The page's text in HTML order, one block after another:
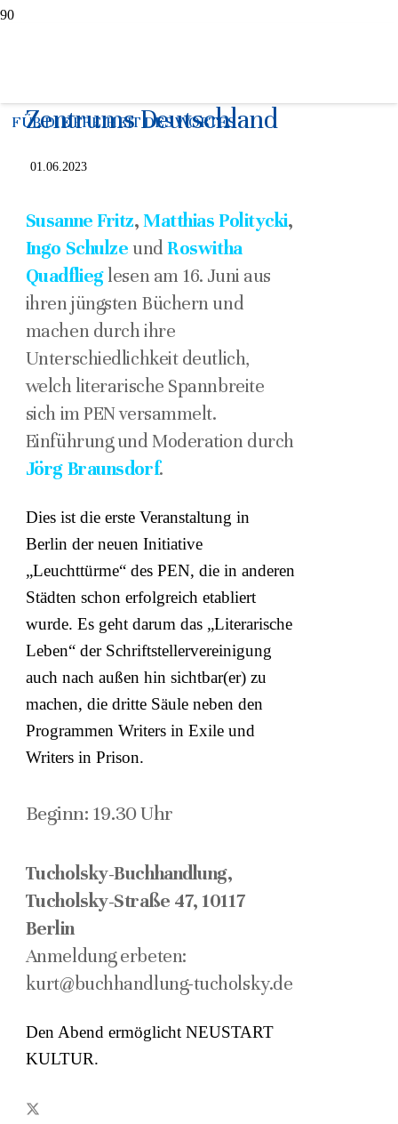
FÜR DIE FREIHEIT DES WORTES
Zentrums Deutschland
01.06.2023
Susanne Fritz,Matthias Politycki,
Ingo Schulze und Roswitha
Quadflieg lesen am 16. Juni aus
ihren jüngsten Büchern und
machen durch ihre
Unterschiedlichkeit deutlich,
welch literarische Spannbreite
sich im PEN versammelt.
Einführung und Moderation durch
Jörg Braunsdorf.
Dies ist die erste Veranstaltung in
Berlin der neuen Initiative
„Leuchttürme“ des PEN, die in anderen
Städten schon erfolgreich etabliert
wurde. Es geht darum das „Literarische
Leben“ der Schriftstellervereinigung
auch nach außen hin sichtbar(er) zu
machen, die dritte Säule neben den
Programmen Writers in Exile und
Writers in Prison.
Beginn: 19.30 Uhr
Tucholsky-Buchhandlung,
Tucholsky-Straße 47, 10117
Berlin
Anmeldung erbeten:
kurt@buchhandlung-tucholsky.de
Den Abend ermöglicht NEUSTART
KULTUR.